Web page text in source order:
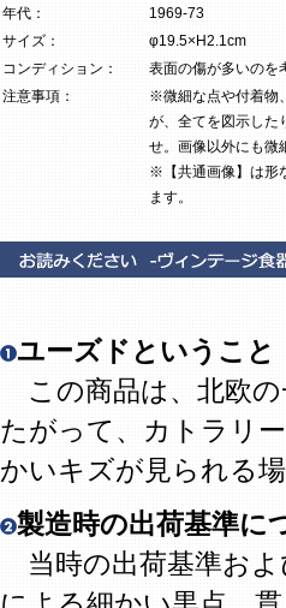
年代：
1969-73
サイズ：
φ19.5×H2.1cm
コンディション：
表面の傷が多いのを
注意事項：
※微細な点や付着物
が、全てを図示した
せ。画像以外にも微
※【共通画像】は形
ます。
ユーズドということ
この商品は、北欧の
たがって、カトラリ
かいキズが見られる
製造時の出荷基準に
当時の出荷基準およ